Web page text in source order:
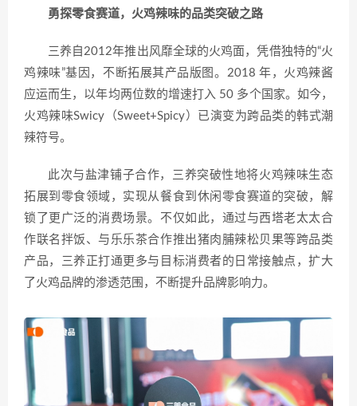
勇探零食赛道，火鸡辣味的品类突破之路
三养自2012年推出风靡全球的火鸡面，凭借独特的“火
鸡辣味”基因，不断拓展其产品版图。2018 年，火鸡辣酱
应运而生，以年均两位数的增速打入 50 多个国家。如今，
火鸡辣味Swicy（Sweet+Spicy）已演变为跨品类的韩式潮
辣符号。
此次与盐津铺子合作，三养突破性地将火鸡辣味生态
拓展到零食领域，实现从餐食到休闲零食赛道的突破，解
锁了更广泛的消费场景。不仅如此，通过与西塔老太太合
作联名拌饭、与乐乐茶合作推出猪肉脯辣松贝果等跨品类
产品，三养正打通更多与目标消费者的日常接触点，扩大
了火鸡品牌的渗透范围，不断提升品牌影响力。